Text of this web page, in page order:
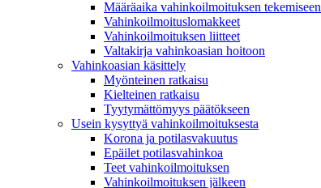
Määräaika vahinkoilmoituksen tekemiseen
Vahinkoilmoituslomakkeet
Vahinkoilmoituksen liitteet
Valtakirja vahinkoasian hoitoon
Vahinkoasian käsittely
Myönteinen ratkaisu
Kielteinen ratkaisu
Tyytymättömyys päätökseen
Usein kysyttyä vahinkoilmoituksesta
Korona ja potilasvakuutus
Epäilet potilasvahinkoa
Teet vahinkoilmoituksen
Vahinkoilmoituksen jälkeen